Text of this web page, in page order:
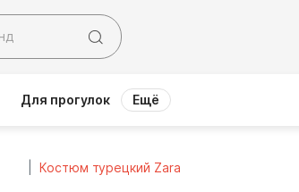
Для прогулок Ещё
Костюм турецкий Zara